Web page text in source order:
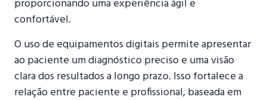
proporcionando uma experiência ágil e
confortável.
O uso de equipamentos digitais permite apresentar
ao paciente um diagnóstico preciso e uma visão
clara dos resultados a longo prazo. Isso fortalece a
relação entre paciente e profissional, baseada em